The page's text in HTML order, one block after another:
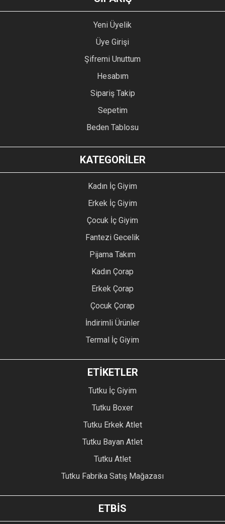
Yeni Üyelik
Üye Girişi
Şifremi Unuttum
Hesabım
Sipariş Takip
Sepetim
Beden Tablosu
KATEGORİLER
Kadın İç Giyim
Erkek İç Giyim
Çocuk İç Giyim
Fantezi Gecelik
Pijama Takım
Kadın Çorap
Erkek Çorap
Çocuk Çorap
İndirimli Ürünler
Termal İç Giyim
ETİKETLER
Tutku İç Giyim
Tutku Boxer
Tutku Erkek Atlet
Tutku Bayan Atlet
Tutku Atlet
Tutku Fabrika Satış Mağazası
ETBİS